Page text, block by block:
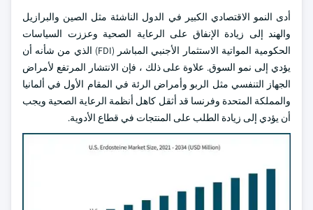
أدى النمو الاقتصادي الكبير في الدول الناشئة مثل الصين والبرازيل
والهند إلى زيادة الإنفاق على الرعاية الصحية وعززت السياسات
الحكومية المواتية الاستثمار الأجنبي المباشر (FDI) الذي من شأنه أن
يؤدي إلى نمو السوق. علاوة على ذلك ، فإن الانتشار المرتفع لأمراض
الجهاز التنفسي مثل الربو وأمراض الرئة في المقام الأول في ألمانيا
والمملكة المتحدة وفرنسا قد أثقل كاهل أنظمة الرعاية الصحية ويجب
أن يؤدي إلى زيادة الطلب على المنتجات في قطاع الأدوية.